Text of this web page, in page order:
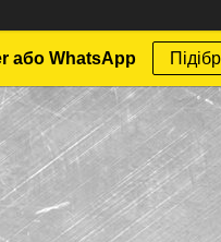
або WhatsApp